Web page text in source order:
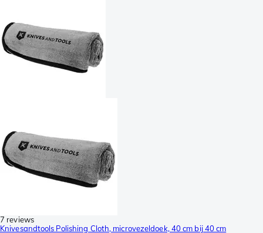
7 reviews
Knivesandtools Polishing Cloth, microvezeldoek, 40 cm bij 40 cm